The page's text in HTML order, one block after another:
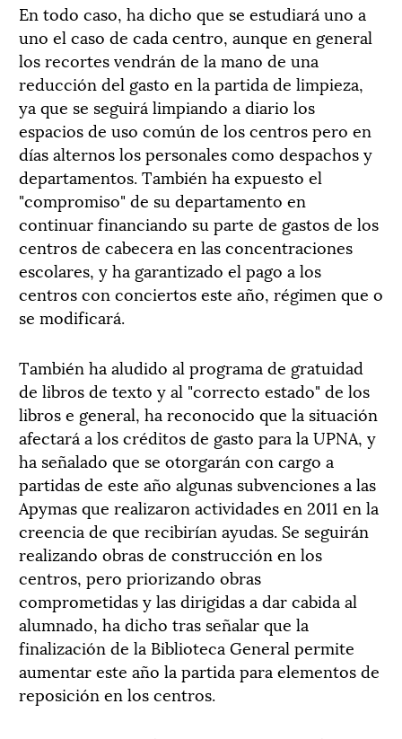
En todo caso, ha dicho que se estudiará uno a
uno el caso de cada centro, aunque en general
los recortes vendrán de la mano de una
reducción del gasto en la partida de limpieza,
ya que se seguirá limpiando a diario los
espacios de uso común de los centros pero en
días alternos los personales como despachos y
departamentos. También ha expuesto el
"compromiso" de su departamento en
continuar financiando su parte de gastos de los
centros de cabecera en las concentraciones
escolares, y ha garantizado el pago a los
centros con conciertos este año, régimen que o
se modificará.
También ha aludido al programa de gratuidad
de libros de texto y al "correcto estado" de los
libros e general, ha reconocido que la situación
afectará a los créditos de gasto para la UPNA, y
ha señalado que se otorgarán con cargo a
partidas de este año algunas subvenciones a las
Apymas que realizaron actividades en 2011 en la
creencia de que recibirían ayudas. Se seguirán
realizando obras de construcción en los
centros, pero priorizando obras
comprometidas y las dirigidas a dar cabida al
alumnado, ha dicho tras señalar que la
finalización de la Biblioteca General permite
aumentar este año la partida para elementos de
reposición en los centros.